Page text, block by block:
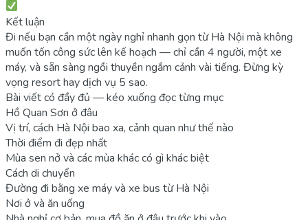
Kết luận
Đi nếu bạn cần một ngày nghỉ nhanh gọn từ Hà Nội mà không
muốn tốn công sức lên kế hoạch — chỉ cần 4 người, một xe
máy, và sẵn sàng ngồi thuyền ngắm cảnh vài tiếng. Đừng kỳ
vọng resort hay dịch vụ 5 sao.
Bài viết có đầy đủ — kéo xuống đọc từng mục
Hồ Quan Sơn ở đâu
Vị trí, cách Hà Nội bao xa, cảnh quan như thế nào
Thời điểm đi đẹp nhất
Mùa sen nở và các mùa khác có gì khác biệt
Cách di chuyển
Đường đi bằng xe máy và xe bus từ Hà Nội
Nơi ở và ăn uống